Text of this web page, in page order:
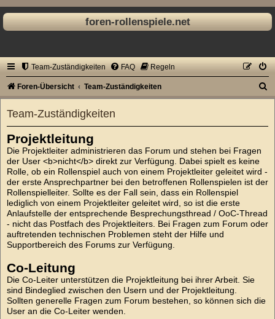
foren-rollenspiele.net
Team-Zuständigkeiten FAQ Regeln
Foren-Übersicht Team-Zuständigkeiten
Team-Zuständigkeiten
Projektleitung
Die Projektleiter administrieren das Forum und stehen bei Fragen
der User <b>nicht</b> direkt zur Verfügung. Dabei spielt es keine
Rolle, ob ein Rollenspiel auch von einem Projektleiter geleitet wird -
der erste Ansprechpartner bei den betroffenen Rollenspielen ist der
Rollenspielleiter. Sollte es der Fall sein, dass ein Rollenspiel
lediglich von einem Projektleiter geleitet wird, so ist die erste
Anlaufstelle der entsprechende Besprechungsthread / OoC-Thread
- nicht das Postfach des Projektleiters. Bei Fragen zum Forum oder
auftretenden technischen Problemen steht der Hilfe und
Supportbereich des Forums zur Verfügung.
Co-Leitung
Die Co-Leiter unterstützen die Projektleitung bei ihrer Arbeit. Sie
sind Bindeglied zwischen den Usern und der Projektleitung.
Sollten generelle Fragen zum Forum bestehen, so können sich die
User an die Co-Leiter wenden.